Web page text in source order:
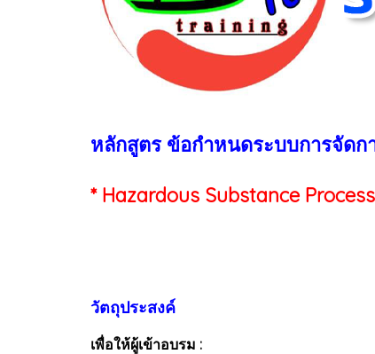
หลักสูตร ข้อกำหนดระบบการจัดก
* Hazardous Substance
วัตถุประสงค์
เพื่อให้ผู้เข้าอบรม :